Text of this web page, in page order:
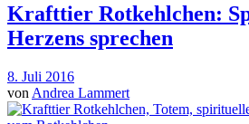
Krafttier Rotkehlchen:
Herzens sprechen
8. Juli 2016
von Andrea Lammert